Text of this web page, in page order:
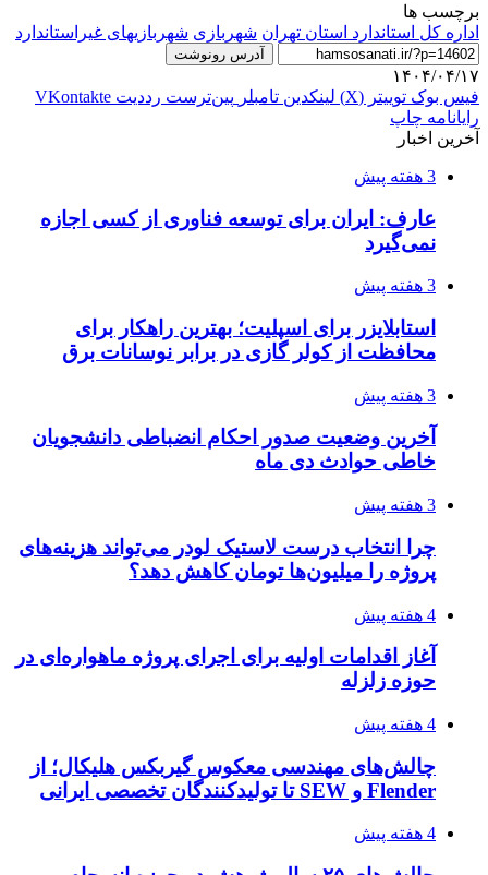
برچسب ها
اداره کل استاندارد استان تهران شهربازی شهربازیهای غیراستاندارد
آدرس رونوشت
۱۴۰۴/۰۴/۱۷
فیس بوک توییتر (X) لینکدین ‫تامبلر ‫پین‌ترست ‫رددیت ‫VKontakte
رایانامه چاپ
آخرین اخبار
3 هفته پیش
عارف: ایران برای توسعه فناوری از کسی اجازه
نمی‌گیرد
3 هفته پیش
استابلایزر برای اسپلیت؛ بهترین راهکار برای
محافظت از کولر گازی در برابر نوسانات برق
3 هفته پیش
آخرین وضعیت صدور احکام انضباطی دانشجویان
خاطی حوادث دی ماه
3 هفته پیش
چرا انتخاب درست لاستیک لودر می‌تواند هزینه‌های
پروژه را میلیون‌ها تومان کاهش دهد؟
4 هفته پیش
آغاز اقدامات اولیه برای اجرای پروژه ماهواره‌ای در
حوزه زلزله
4 هفته پیش
چالش‌های مهندسی معکوس گیربکس هلیکال؛ از
Flender و SEW تا تولیدکنندگان تخصصی ایرانی
4 هفته پیش